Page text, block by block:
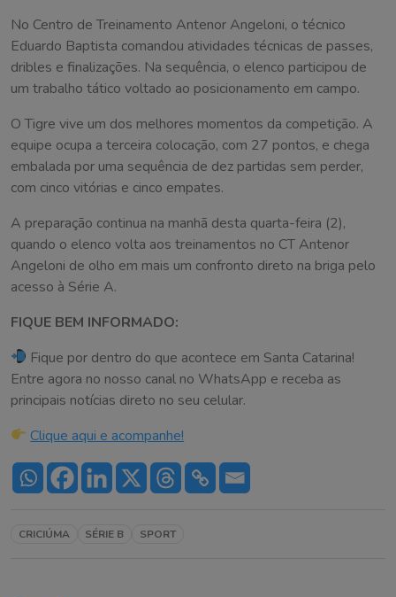
No Centro de Treinamento Antenor Angeloni, o técnico
Eduardo Baptista comandou atividades técnicas de passes,
dribles e finalizações. Na sequência, o elenco participou de
um trabalho tático voltado ao posicionamento em campo.
O Tigre vive um dos melhores momentos da competição. A
equipe ocupa a terceira colocação, com 27 pontos, e chega
embalada por uma sequência de dez partidas sem perder,
com cinco vitórias e cinco empates.
A preparação continua na manhã desta quarta-feira (2),
quando o elenco volta aos treinamentos no CT Antenor
Angeloni de olho em mais um confronto direto na briga pelo
acesso à Série A.
FIQUE BEM INFORMADO:
Fique por dentro do que acontece em Santa Catarina!
Entre agora no nosso canal no WhatsApp e receba as
principais notícias direto no seu celular.
Clique aqui e acompanhe!
CRICIÚMA SÉRIE B SPORT